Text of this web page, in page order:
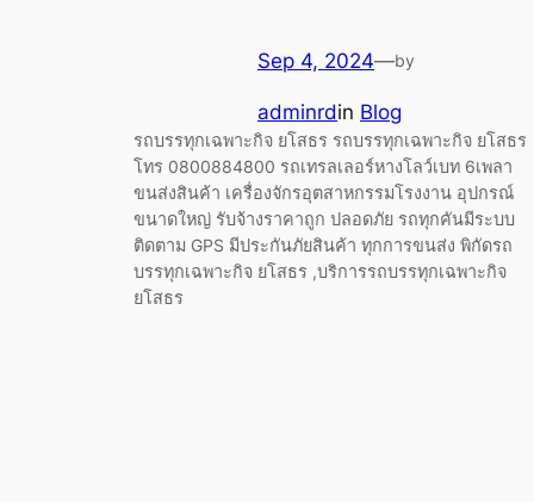
Sep 4, 2024—by
adminrdin Blog
รถบรรทุกเฉพาะกิจ ยโสธร รถบรรทุกเฉพาะกิจ ยโสธร
โทร 0800884800 รถเทรลเลอร์หางโลว์เบท 6เพลา
ขนส่งสินค้า เครื่องจักรอุตสาหกรรมโรงงาน อุปกรณ์
ขนาดใหญ่ รับจ้างราคาถูก ปลอดภัย รถทุกคันมีระบบ
ติดตาม GPS มีประกันภัยสินค้า ทุกการขนส่ง พิกัดรถ
บรรทุกเฉพาะกิจ ยโสธร ,บริการรถบรรทุกเฉพาะกิจ
ยโสธร